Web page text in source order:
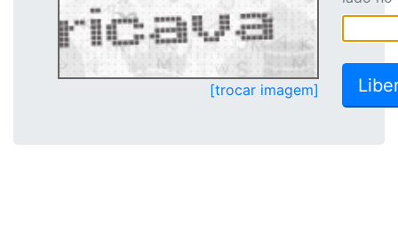
[trocar imagem]